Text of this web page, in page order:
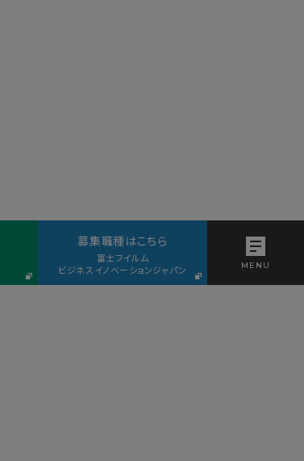
募集職種はこちら
富士フイルム
ビジネスイノベーションジャパン